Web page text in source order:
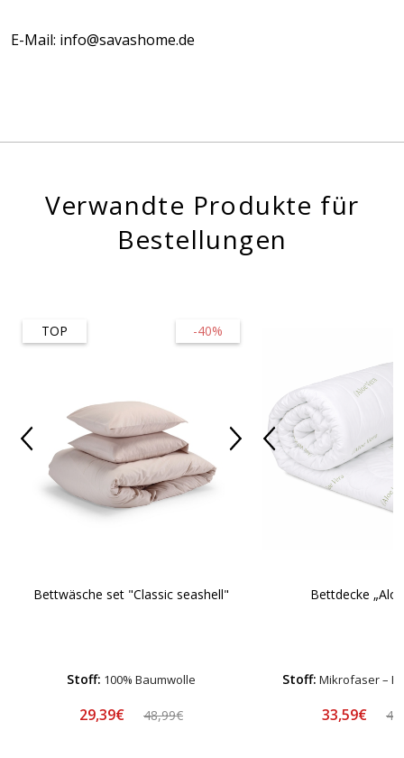
E-Mail: info@savashome.de
Verwandte Produkte für
Bestellungen
-40%
TOP
Bettwäsche set "Classic seashell"
Stoff: 100% Baumwolle
29,39€ 48,99€
Bettdecke
Stoff: Mikrofaser –
33,59€